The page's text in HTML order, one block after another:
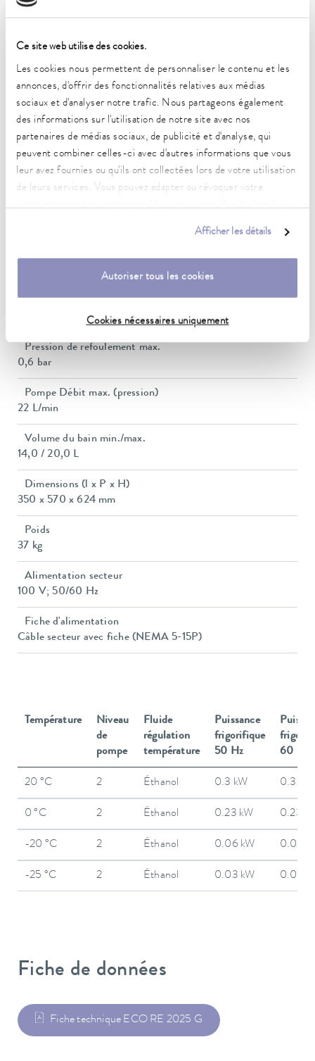
Ce site web utilise des cookies.
Les cookies nous permettent de personnaliser le contenu et les
annonces, d'offrir des fonctionnalités relatives aux médias
sociaux et d'analyser notre trafic. Nous partageons également
des informations sur l'utilisation de notre site avec nos
partenaires de médias sociaux, de publicité et d'analyse, qui
peuvent combiner celles-ci avec d'autres informations que vous
leur avez fournies ou qu'ils ont collectées lors de votre utilisation
de leurs services. Vous pouvez adapter ou révoquer votre
Afficher les détails
Autoriser tous les cookies
Cookies nécessaires uniquement
Caractéristiques techniques
Plage de température de fonctionnement
-25 ... 200 °C
Plage de température ambiante
5 ... 40 °C
Constance de la température
0.02 ± K
Puissance de chauffe max.
Puissance absorbée max.
Pression de refoulement max.
0,6 bar
Pompe Débit max. (pression)
22 L/min
Volume du bain min./max.
14,0 / 20,0 L
Dimensions (l x P x H)
350 x 570 x 624 mm
Poids
37 kg
Alimentation secteur
100 V; 50/60 Hz
Fiche d'alimentation
Câble secteur avec fiche (NEMA 5-15P)
Température
Niveau
de
pompe
Fluide
régulation
température
Puissance
frigorifique
50 Hz
60 Hz
20 °C 2 Éthanol 0.3 kW 0.3 kW
0 °C 2 Éthanol 0.23 kW 0.23
-20 °C 2 Éthanol 0.06 kW 0.06
-25 °C 2 Éthanol 0.03 kW 0.03
Fiche de données
Fiche technique ECO RE 2025 G